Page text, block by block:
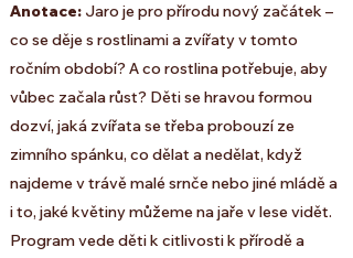
Anotace: Jaro je pro přírodu nový začátek –
co se děje s rostlinami a zvířaty v tomto
ročním období? A co rostlina potřebuje, aby
vůbec začala růst? Děti se hravou formou
dozví, jaká zvířata se třeba probouzí ze
zimního spánku, co dělat a nedělat, když
najdeme v trávě malé srnče nebo jiné mládě a
i to, jaké květiny můžeme na jaře v lese vidět.
Program vede děti k citlivosti k přírodě a